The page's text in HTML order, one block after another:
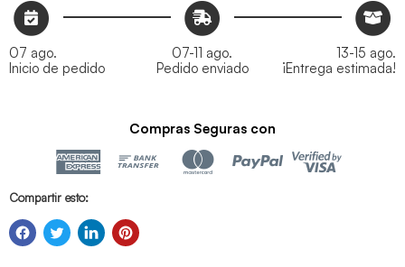
07 ago.
Inicio de pedido
07-11 ago.
Pedido enviado
13-15 ago.
¡Entrega estimada!
Compras Seguras con
Compartir esto: